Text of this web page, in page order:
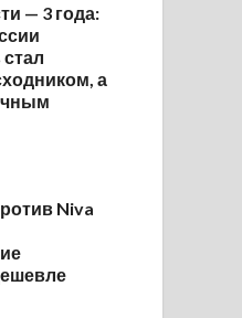
— 3 года:
а
Niva